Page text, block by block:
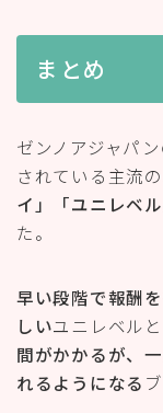
まとめ
ゼンノアジャパ
されている主流
イ」「ユニレベ
た。
早い段階で報酬
しいユニレベル
間がかかるが、
れるようになる